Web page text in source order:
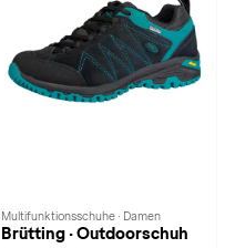
Multifunktionsschuhe · Damen
Brütting · Outdoorschuh